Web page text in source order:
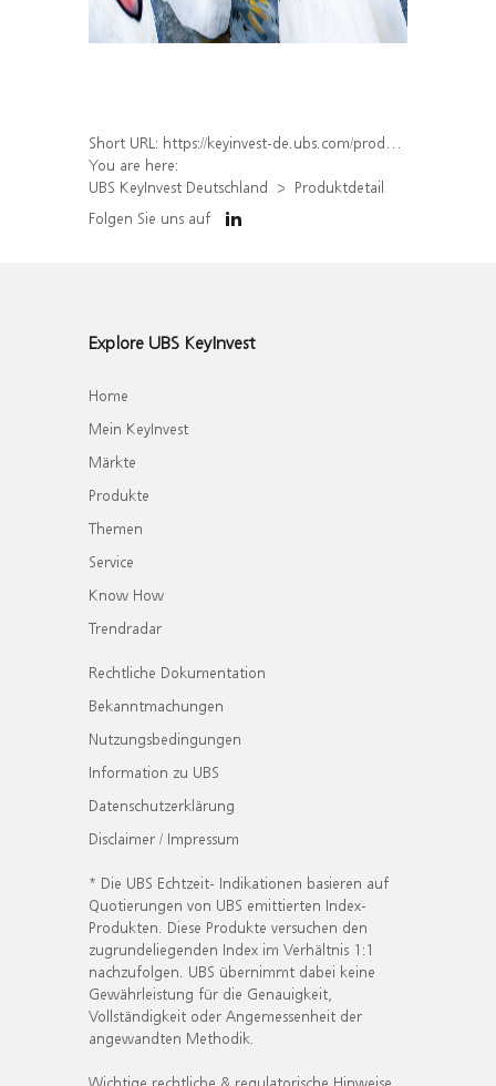
Short URL: https://keyinvest-de.ubs.com/produkt/detail/index/isin/DE000WA6QDY8
You are here:
UBS KeyInvest Deutschland
Produktdetail
Folgen Sie uns auf
Explore UBS KeyInvest
Home
Mein KeyInvest
Märkte
Produkte
Themen
Service
Know How
Trendradar
Rechtliche Dokumentation
Bekanntmachungen
Nutzungsbedingungen
Information zu UBS
Datenschutzerklärung
Disclaimer / Impressum
* Die UBS Echtzeit- Indikationen basieren auf
Quotierungen von UBS emittierten Index-
Produkten. Diese Produkte versuchen den
zugrundeliegenden Index im Verhältnis 1:1
nachzufolgen. UBS übernimmt dabei keine
Gewährleistung für die Genauigkeit,
Vollständigkeit oder Angemessenheit der
angewandten Methodik.